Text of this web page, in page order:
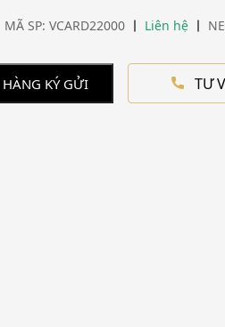
MÃ SP: VCARD22000 Liên hệ
HÀNG KÝ GỬI TƯ